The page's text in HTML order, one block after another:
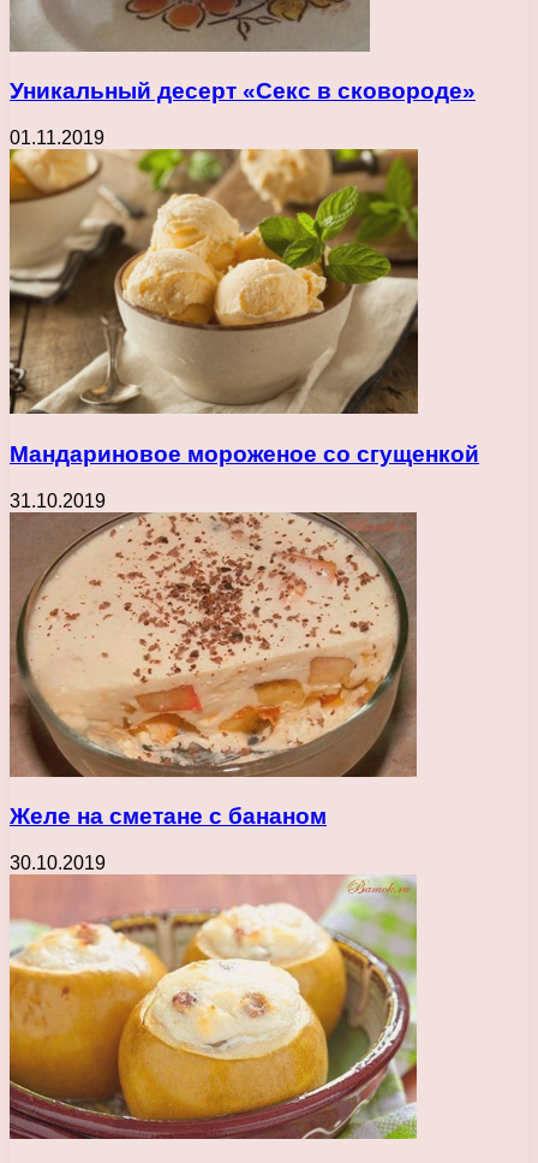
Уникальный десерт «Секс в сковороде»
01.11.2019
Мандариновое мороженое со сгущенкой
31.10.2019
Желе на сметане с бананом
30.10.2019